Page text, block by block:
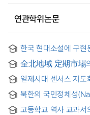
연관학위논문
한국 현대소설에 구현
全北地域 定期市場
日帝時代까지 =
periodic markets in
dynasty to
일제시대 센서스 지
comprehension
about The japanese
북한의 국민정체성
National Identity of
고등학교 역사 교과서